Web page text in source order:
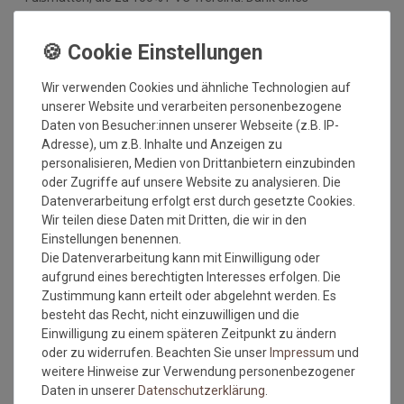
hochwertigen Gummirückens sind die Fußmatten absolut
Fußbodenheizungen steht somit nichts mehr im Wege.
Vor dem ersten Gebrauch waschen Sie die Fußmatte separat
bei angegebener Temperatur mit Feinwaschmittel und legen
sie flach zum Trocknen aus. Dadurch richten sich die Fasern
auf, der Mattenflor wird aktiviert und transportbedingte Falten
und Knicke werden wieder glatt. Pflegen Sie so Ihre
Fußmatte regelmäßig und Sie werden überrascht sein, wie
viele Jahre Qualität und Farbe erhalten bleiben.
Waschtipps:
Matten, die nicht mehr in die Waschmaschine passen, können
mit einem Dampfstrahler (aus Entfernung) gereinigt werden
oder bei einer Wäscherei abgegeben werden. Ganz wichtig ist
auch, dass man die Matten nicht gefaltet und auch nicht mit
anderen Wäschestücken in die Maschine legt, damit die Matte
nicht mit Knicken wieder aus der Maschine kommt. Dies ist
kein Materialfehler und stellt auch keinen Reklamationsgrund
dar.
Wir verwenden Cookies und ähnliche Technologien auf
unserer Website und verarbeiten personenbezogene
Daten von Besucher:innen unserer Webseite (z.B. IP-
Adresse), um z.B. Inhalte und Anzeigen zu
personalisieren, Medien von Drittanbietern einzubinden
oder Zugriffe auf unsere Website zu analysieren. Die
Datenverarbeitung erfolgt erst durch gesetzte Cookies.
Wir teilen diese Daten mit Dritten, die wir in den
Einstellungen benennen.
Die Datenverarbeitung kann mit Einwilligung oder
aufgrund eines berechtigten Interesses erfolgen. Die
Zustimmung kann erteilt oder abgelehnt werden. Es
besteht das Recht, nicht einzuwilligen und die
Einwilligung zu einem späteren Zeitpunkt zu ändern
oder zu widerrufen. Beachten Sie unser Impressum und
weitere Hinweise zur Verwendung personenbezogener
Daten in unserer Daten­schutz­erklärung